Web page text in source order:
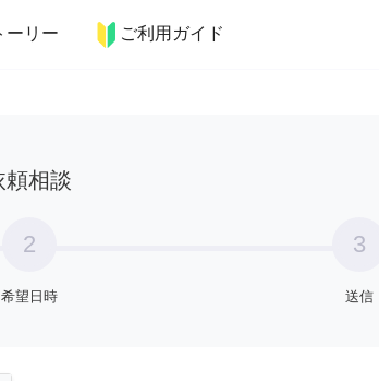
ーリー ご利用ガイド
事 ペット 料理
頼相談
2
希望日時
3
送信